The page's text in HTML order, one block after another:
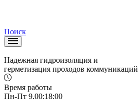
Поиск
Надежная гидроизоляция и
герметизация проходов коммуникаций
Время работы
Пн-Пт 9.00:18:00